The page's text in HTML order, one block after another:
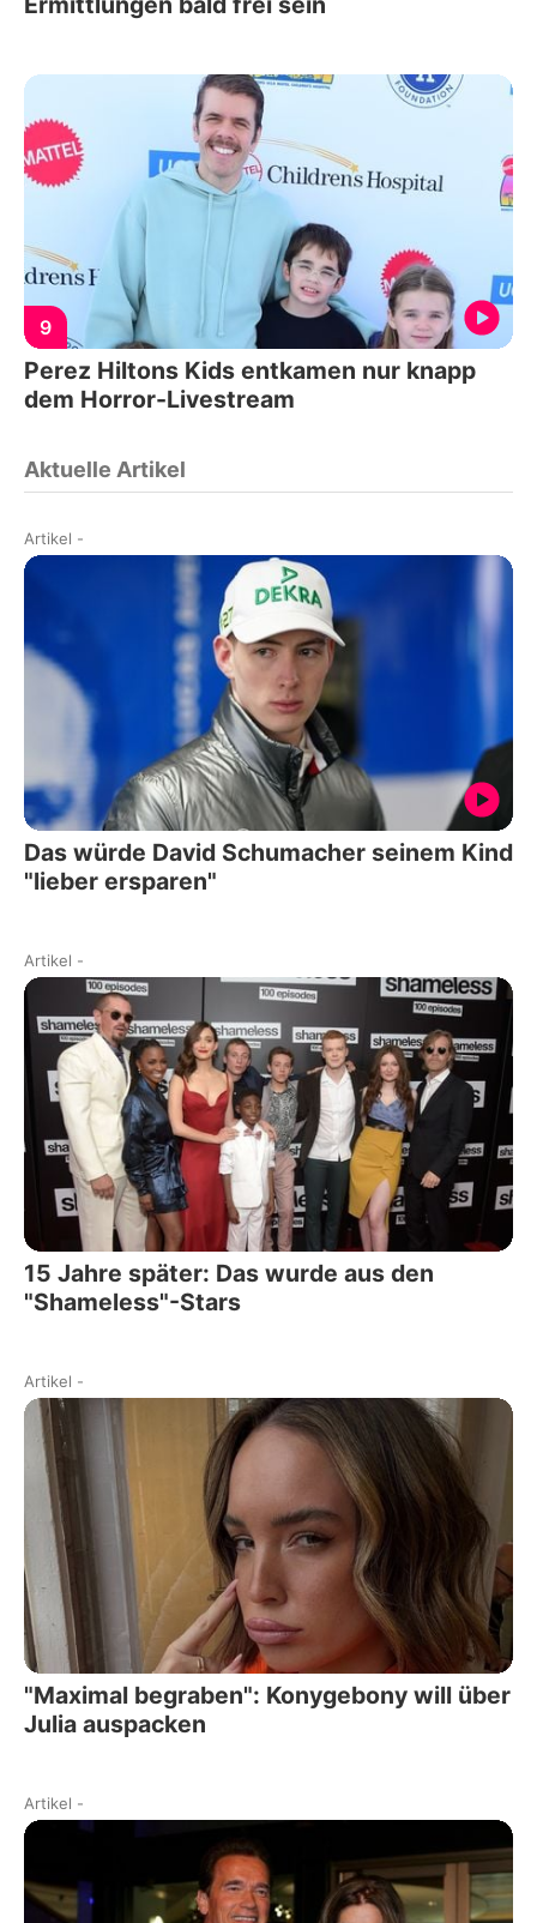
9
Perez Hiltons Kids entkamen nur knapp
dem Horror-Livestream
Aktuelle Artikel
Artikel -
Das würde David Schumacher seinem Kind
"lieber ersparen"
Artikel -
15 Jahre später: Das wurde aus den
"Shameless"-Stars
Artikel -
"Maximal begraben": Konygebony will über
Julia auspacken
Artikel -